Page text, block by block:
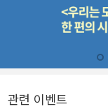
관련 이벤트